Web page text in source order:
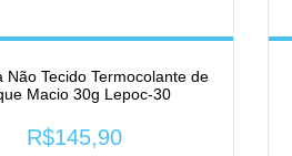
Não Tecido Termocolante de
Macio 30g Lepoc-30
R$145,90